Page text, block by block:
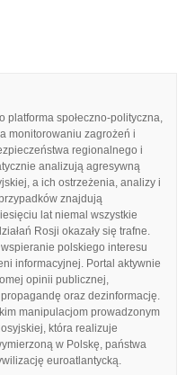
platforma społeczno-polityczna,
monitorowaniu zagrożeń i
regionalnego i
analizują agresywną
a ich ostrzeżenia, analizy i
znajdują
lat niemal wszystkie
Rosji okazały się trafne.
polskiego interesu
informacyjnej. Portal aktywnie
opinii publicznej,
oraz dezinformację.
manipulacjom prowadzonym
która realizuje
w Polskę, państwa
euroatlantycką.